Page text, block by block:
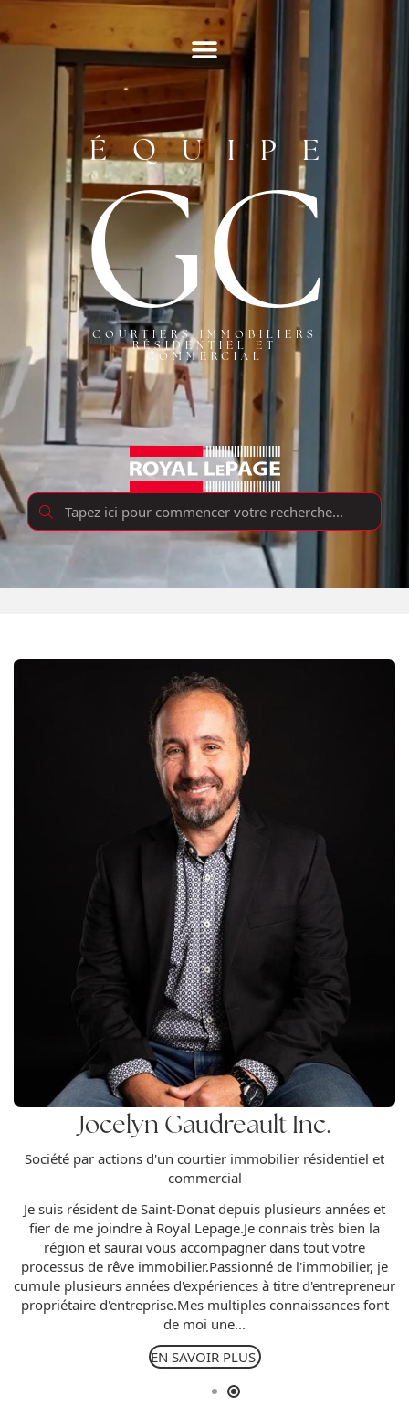
ÉQUIPE
GC
COURTIERS IMMOBILIERS
RÉSIDENTIEL ET
COMMERCIAL
Jocelyn Gaudreault Inc.
Société par actions d'un courtier immobilier résidentiel et
commercial
Je suis résident de Saint-Donat depuis plusieurs années et
fier de me joindre à Royal Lepage.Je connais très bien la
région et saurai vous accompagner dans tout votre
processus de rêve immobilier.Passionné de l'immobilier, je
cumule plusieurs années d'expériences à titre d'entrepreneur
propriétaire d'entreprise.Mes multiples connaissances font
de moi une...
EN SAVOIR PLUS